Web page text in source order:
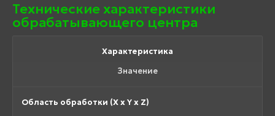
Технические характеристики
обрабатывающего центра
Характеристика
Значение
Область обработки (X x Y x Z)